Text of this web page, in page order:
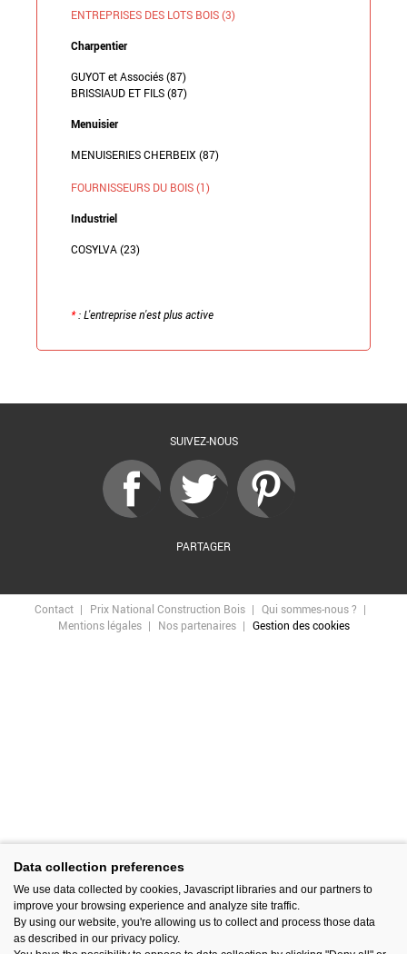
ENTREPRISES DES LOTS BOIS (3)
Charpentier
GUYOT et Associés (87)
BRISSIAUD ET FILS (87)
Menuisier
MENUISERIES CHERBEIX (87)
FOURNISSEURS DU BOIS (1)
Industriel
COSYLVA (23)
*: L'entreprise n'est plus active
SUIVEZ-NOUS
PARTAGER
Contact Prix National Construction Bois
Qui sommes-nous ?
Mentions légales
Nos partenaires Gestion des cookies
Data collection preferences
We use data collected by cookies, Javascript libraries and our partners to
improve your browsing experience and analyze site traffic.
By using our website, you're allowing us to collect and process those data
as described in our privacy policy.